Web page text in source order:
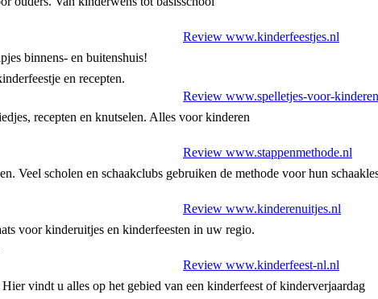
Review www.kinderfeestjes.nl
binnens- en buitenshuis!
en recepten.
Review www.spelletjes-voor-
recepten en knutselen. Alles voor kinderen
Review www.stappenmethode.nl
Veel scholen en schaakclubs gebruiken de methode voor hun
Review www.kinderenuitjes.nl
voor kinderuitjes en kinderfeesten in uw regio.
Review www.kinderfeest-nl.nl
vindt u alles op het gebied van een kinderfeest of kinderverjaardag